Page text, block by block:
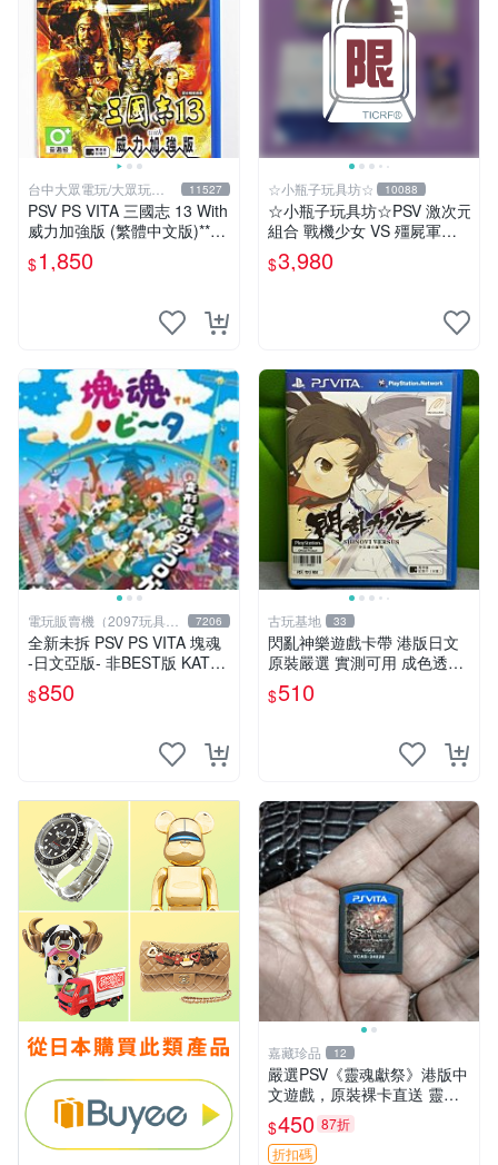
台中大眾電玩/大眾玩具
店
11527
PSV PS VITA 三國志 13 With
威力加強版 (繁體中文版)**
(二手商品)【台中大眾電玩】
$1,850
☆小瓶子玩具坊☆ 10088
☆小瓶子玩具坊☆PSV 激次元
組合 戰機少女 VS 殭屍軍團 a
nimate 店舖特典 限定版(日
版)+特典--CD
$3,980
電玩販賣機（2097玩具公
仔舖
7206
全新未拆 PSV PS VITA 塊魂
-日文亞版- 非BEST版 KATA
MARI
$850
古玩基地 33
閃亂神樂遊戲卡帶 港版日文
原裝嚴選 實測可用 成色透明
保証 正常玩耍無問題 閃亂神
樂 港版 日文 卡帶 港行
$510
嘉藏珍品 12
嚴選PSV《靈魂獻祭》港版中
文遊戲，原裝裸卡直送 靈魂
獻祭 PSV 游戲 卡帶
$450 87折
折扣碼